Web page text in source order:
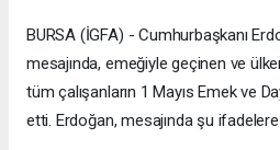
BURSA (İGFA) - Cumhurbaşkanı
mesajında, emeğiyle geçinen ve
tüm çalışanların 1 Mayıs Emek ve
etti. Erdoğan, mesajında şu